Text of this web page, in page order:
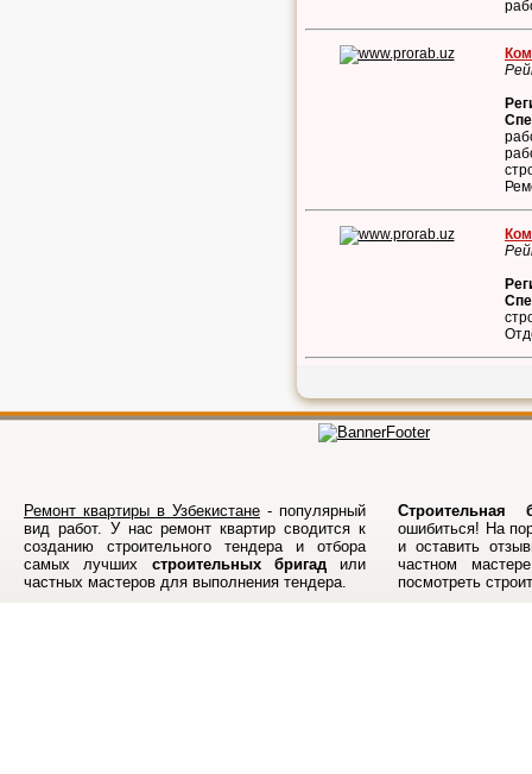
Ремонт квартиры в Узбекистане - популярный
вид работ. У нас ремонт квартир сводится к
созданию строительного тендера и отбора
самых лучших строительных бригадили
частных мастеров для выполнения тендера.
Строительная
ошибиться! На
и оставить
частном
посмотреть